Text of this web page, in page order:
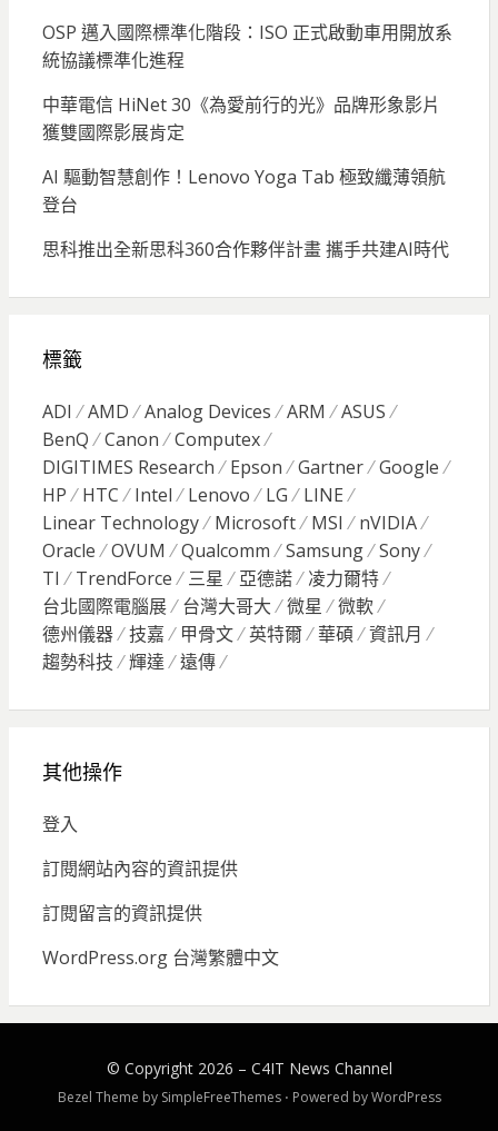
OSP 邁入國際標準化階段：ISO 正式啟動車用開放系
統協議標準化進程
中華電信 HiNet 30《為愛前行的光》品牌形象影片
獲雙國際影展肯定
AI 驅動智慧創作！Lenovo Yoga Tab 極致纖薄領航
登台
思科推出全新思科360合作夥伴計畫 攜手共建AI時代
標籤
ADI AMD Analog Devices ARM
ASUS
BenQ
Canon
Computex
DIGITIMES Research
Epson Gartner
Google
HP
HTC Intel Lenovo LG
LINE
Linear Technology
Microsoft MSI
nVIDIA
Oracle
OVUM Qualcomm Samsung
Sony
TI
TrendForce 三星 亞德諾
凌力爾特
台北國際電腦展
台灣大哥大 微星
微軟
德州儀器
技嘉 甲骨文 英特爾 華碩
資訊月
趨勢科技
輝達 遠傳
其他操作
登入
訂閱網站內容的資訊提供
訂閱留言的資訊提供
WordPress.org 台灣繁體中文
© Copyright 2026 – C4IT News Channel
Bezel Theme by SimpleFreeThemes ⋅ Powered byWordPress